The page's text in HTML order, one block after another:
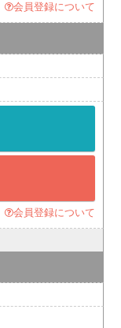
会員登録について
会員登録について